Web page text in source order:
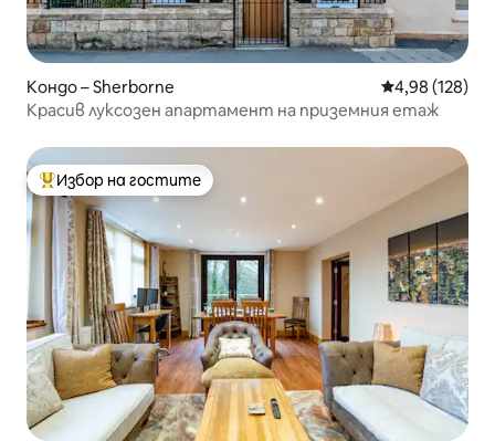
Кондо – Sherborne Средна
4,98 (128)
Красив луксозен апартамент на приземния етаж
Най-популярен избор на гостите
Избор на гостите